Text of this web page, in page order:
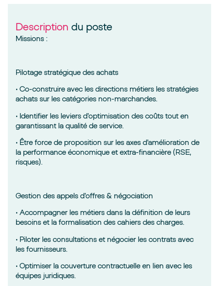
Description du poste
Missions :
Pilotage stratégique des achats
• Co-construire avec les directions métiers les stratégies
achats sur les catégories non-marchandes.
• Identifier les leviers d’optimisation des coûts tout en
garantissant la qualité de service.
• Être force de proposition sur les axes d’amélioration de
la performance économique et extra-financière (RSE,
risques).
Gestion des appels d’offres & négociation
• Accompagner les métiers dans la définition de leurs
besoins et la formalisation des cahiers des charges.
• Piloter les consultations et négocier les contrats avec
les fournisseurs.
• Optimiser la couverture contractuelle en lien avec les
équipes juridiques.